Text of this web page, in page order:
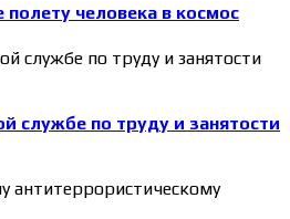
человека в космос
службе по труду и занятости